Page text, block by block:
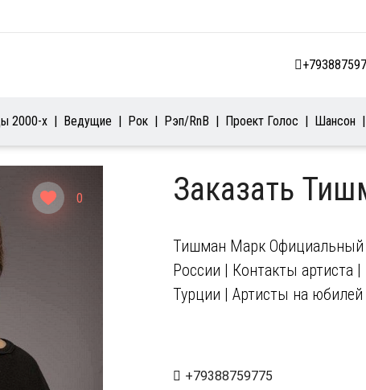
2000-х Ведущие Рок Рэп/RnB Проект Голос Шансон
0 Заказать
Тишман Марк Официальный
России | Контакты артиста
Турции | Артисты на юбилей
+79388759775